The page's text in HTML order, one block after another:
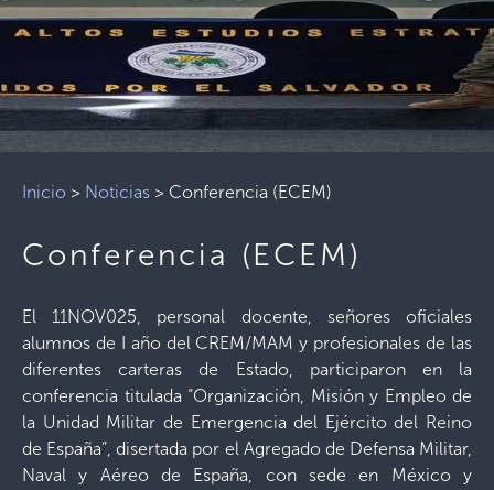
Inicio > Noticias > Conferencia (ECEM)
Conferencia (ECEM)
El 11NOV025, personal docente, señores oficiales
alumnos de I año del CREM/MAM y profesionales de las
diferentes carteras de Estado, participaron en la
conferencia titulada “Organización, Misión y Empleo de
la Unidad Militar de Emergencia del Ejército del Reino
de España”, disertada por el Agregado de Defensa Militar,
Naval y Aéreo de España, con sede en México y